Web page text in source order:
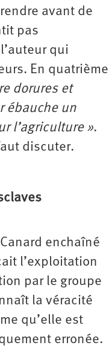
avant de
pas
qui
En quatrième
dorures et
ébauche un
l’agriculture ».
discuter.
enchaîné
l’exploitation
par le groupe
la véracité
qu’elle est
erronée.